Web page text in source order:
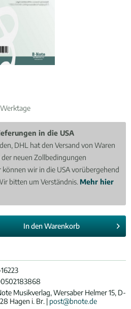
in die USA
DHL hat den Versand von Waren
der neuen Zollbedingungen
können wir in die USA vorübergehend
bitten um Verständnis. Mehr hier
In denWarenkorb
Musikverlag, Wersaber Helmer 15, D-
Hagen i. Br. | post@bnote.de